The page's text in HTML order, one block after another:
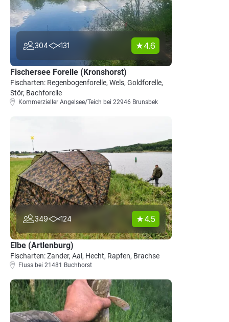
304 131 4.6
Fischersee Forelle (Kronshorst)
Fischarten: Regenbogenforelle, Wels, Goldforelle,
Stör, Bachforelle
Kommerzieller Angelsee/Teich bei 22946 Brunsbek
349 124 4.5
Elbe (Artlenburg)
Fischarten: Zander, Aal, Hecht, Rapfen, Brachse
Fluss bei 21481 Buchhorst